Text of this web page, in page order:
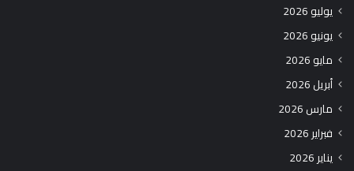
يوليو 2026
يونيو 2026
مايو 2026
أبريل 2026
مارس 2026
فبراير 2026
يناير 2026